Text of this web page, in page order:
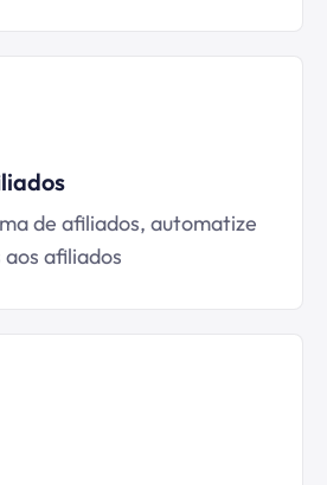
de afiliados, automatize
afiliados